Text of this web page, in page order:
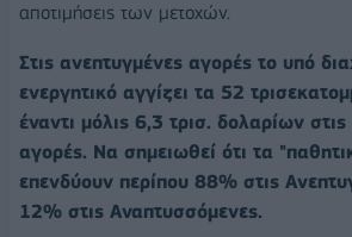
αποτιμήσεις των μετοχών.
Στις ανεπτυγμένες αγορές το υπό
ενεργητικό αγγίζει τα 52
έναντι μόλις 6,3 τρισ. δολαρίων
αγορές. Να σημειωθεί ότι τα
επενδύουν περίπου 88% στις
12% στις Αναπτυσσόμενες.